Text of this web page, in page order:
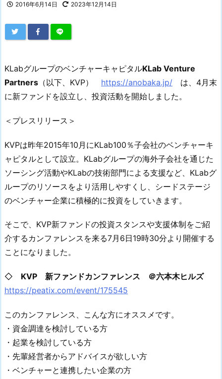
2016年6月14日 2023年12月14日
KLabグループのベンチャーキャピタルKLab Venture
Partners （以下、KVP） https://anobaka.jp/ は、4月末
に新ファンドを設立し、投資活動を開始しました。
＜プレスリリース＞
KVPは昨年2015年10月にKLab100％子会社のベンチャーキ
ャピタルとして設立。KLabグループの海外子会社を通じた
ソーシング活動やKLabの技術部門による支援など、KLabグ
ループのリソースをより活用しやすくし、シードステージ
のベンチャー企業に積極的に投資をしていきます。
そこで、KVP新ファンドの投資スタンスや支援体制をご紹
介するカンファレンスを来る7月6日19時30分より開催する
ことになりました。
◇ KVP 新ファンドカンファレンス ＠六本木ヒルズ
https://peatix.com/event/175545
このカンファレンス、こんな方にオススメです。
・資金調達を検討している方
・起業を検討している方
・先輩経営者からアドバイスが欲しい方
・ベンチャーと連携したい企業の方